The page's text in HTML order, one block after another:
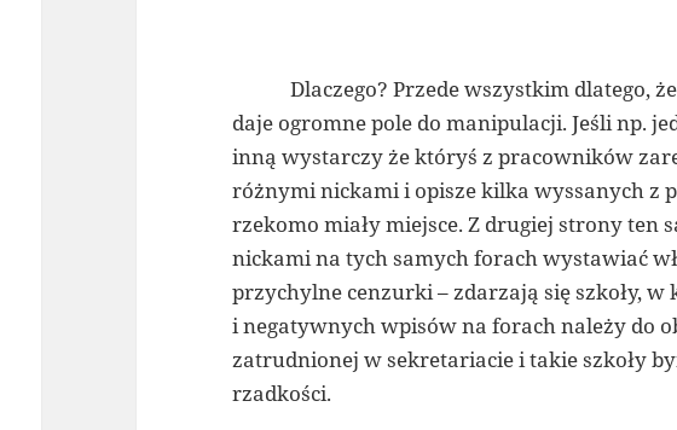
Dlaczego? Przede wszystkim dlatego,
daje ogromne pole do manipulacji. Jeśli np.
inną wystarczy że któryś z pracowników
różnymi nickami i opisze kilka wyssanych z
rzekomo miały miejsce. Z drugiej strony ten
nickami na tych samych forach wystawiać
przychylne cenzurki – zdarzają się szkoły,
i negatywnych wpisów na forach należy do
zatrudnionej w sekretariacie i takie szkoły
rzadkości.